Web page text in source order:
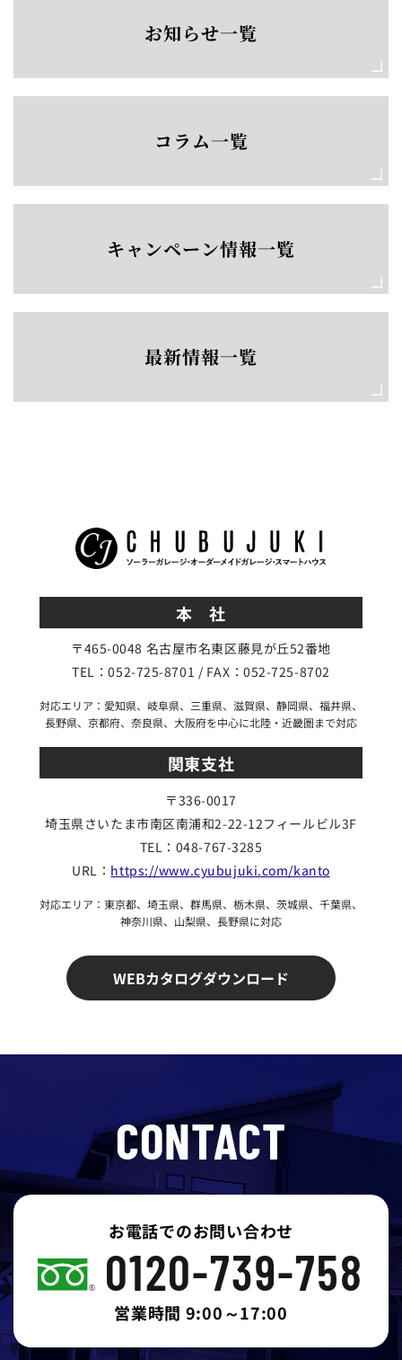
お知らせ一覧
コラム一覧
キャンペーン情報一覧
最新情報一覧
本 社
〒465-0048 名古屋市名東区藤見が丘52番地
TEL：052-725-8701 / FAX：052-725-8702
対応エリア：愛知県、岐阜県、三重県、滋賀県、静岡県、福井県、
長野県、京都府、奈良県、大阪府を中心に北陸・近畿圏まで対応
関東支社
〒336-0017
埼玉県さいたま市南区南浦和2-22-12フィールビル3F
TEL：048-767-3285
URL： https://www.cyubujuki.com/kanto
対応エリア：東京都、埼玉県、群馬県、栃木県、茨城県、千葉県、
神奈川県、山梨県、長野県に対応
WEBカタログダウンロード
CONTACT
お電話でのお問い合わせ
0120-739-758
営業時間 9:00～17:00